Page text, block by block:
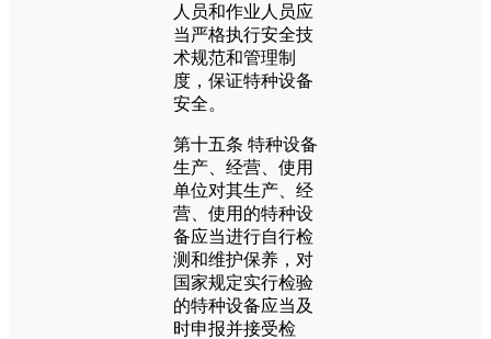
人员和作业人员应
当严格执行安全技
术规范和管理制
度，保证特种设备
安全。
第十五条 特种设备
生产、经营、使用
单位对其生产、经
营、使用的特种设
备应当进行自行检
测和维护保养，对
国家规定实行检验
的特种设备应当及
时申报并接受检